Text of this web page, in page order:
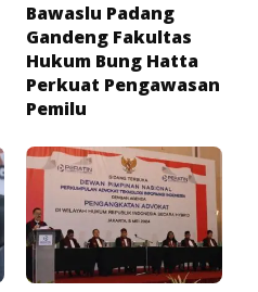
Bawaslu Padang
Gandeng Fakultas
Hukum Bung Hatta
Perkuat Pengawasan
Pemilu